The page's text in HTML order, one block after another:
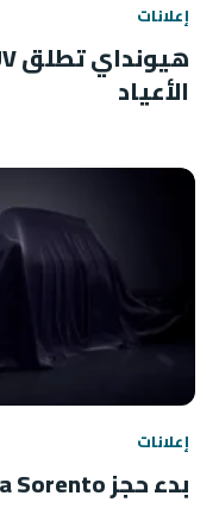
إعلانات
الأعياد
إعلانات
بدء حجز Kia Sorento الهجينة في الهند